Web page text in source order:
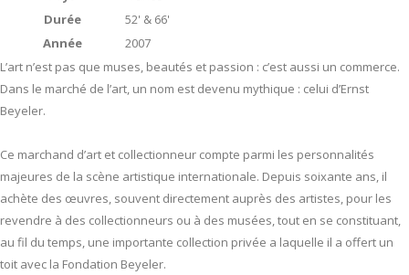
Durée
52' & 66'
Année
2007
L’art n’est pas que muses, beautés et passion : c’est aussi un commerce.
Dans le marché de l’art, un nom est devenu mythique : celui d’Ernst
Beyeler.
Ce marchand d’art et collectionneur compte parmi les personnalités
majeures de la scène artistique internationale. Depuis soixante ans, il
achète des œuvres, souvent directement auprès des artistes, pour les
revendre à des collectionneurs ou à des musées, tout en se constituant,
au fil du temps, une importante collection privée a laquelle il a offert un
toit avec la Fondation Beyeler.